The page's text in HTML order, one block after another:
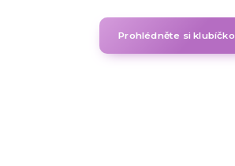
Prohlédněte si klubíčko